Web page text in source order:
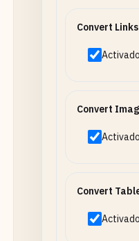
Convert Links
Convert
Convert